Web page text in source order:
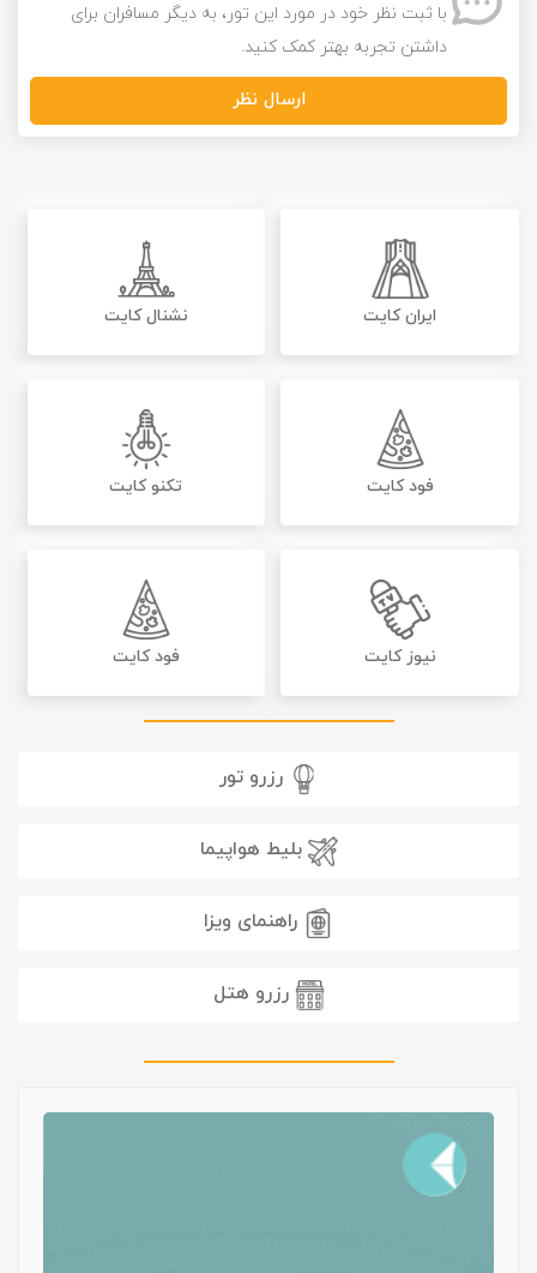
با ثبت نظر خود در مورد این تور، به دیگر مسافران برای
داشتن تجربه بهتر کمک کنید.
ارسال نظر
ایران کایت نشنال کایت
فود کایت تکنو کایت
نیوز کایت فود کایت
رزرو تور
بلیط هواپیما
راهنمای ویزا
رزرو هتل